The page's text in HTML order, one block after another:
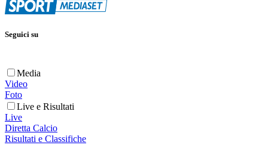
Seguici su
Media
Video
Foto
Live e Risultati
Live
Diretta Calcio
Risultati e Classifiche